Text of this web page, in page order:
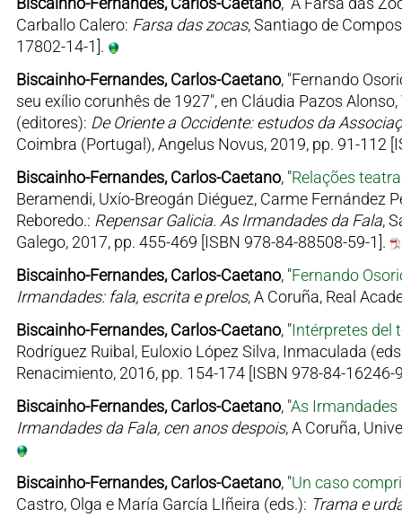
Carballo Calero: Farsa das zocas, Santiago de
17802-14-1].
Biscainho-Fernandes, Carlos-Caetano, "Fernando
seu exílio corunhês de 1927", en Cláudia Pazos
(editores): De Oriente a Occidente: estudos da
Coimbra (Portugal), Angelus Novus, 2019, pp. 91-112
Biscainho-Fernandes, Carlos-Caetano, "Relações
Beramendi, Uxío-Breogán Diéguez, Carme Fernández
Reboredo.: Repensar Galicia. As Irmandades da Fala,
Galego, 2017, pp. 455-469 [ISBN 978-84-88508-59-1].
Biscainho-Fernandes, Carlos-Caetano, "Fernando
Irmandades: fala, escrita e prelos, A Coruña, Real
Biscainho-Fernandes, Carlos-Caetano, "Intérpretes del
Rodríguez Ruibal, Euloxio López Silva, Inmaculada
Renacimiento, 2016, pp. 154-174 [ISBN 978-84-16246-
Biscainho-Fernandes, Carlos-Caetano, "As Irmandades
Irmandades da Fala, cen anos despois, A Coruña,
Biscainho-Fernandes, Carlos-Caetano, "Un caso
Castro, Olga e María García LIñeira (eds.): Trama e